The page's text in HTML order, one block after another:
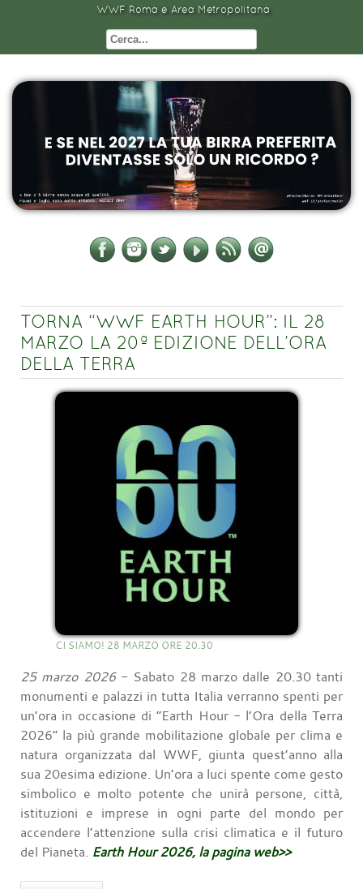
WWF Roma e Area Metropolitana
TORNA “WWF EARTH HOUR”: IL 28
MARZO LA 20ª EDIZIONE DELL’ORA
DELLA TERRA
CI SIAMO! 28 MARZO ORE 20.30
25 marzo 2026- Sabato 28 marzo dalle 20.30 tanti
monumenti e palazzi in tutta Italia verranno spenti per
un’ora in occasione di “Earth Hour - l’Ora della Terra
2026” la più grande mobilitazione globale per clima e
natura organizzata dal WWF, giunta quest’anno alla
sua 20esima edizione. Un’ora a luci spente come gesto
simbolico e molto potente che unirà persone, città,
istituzioni e imprese in ogni parte del mondo per
accendere l’attenzione sulla crisi climatica e il futuro
del Pianeta. Earth Hour 2026, la pagina web>>